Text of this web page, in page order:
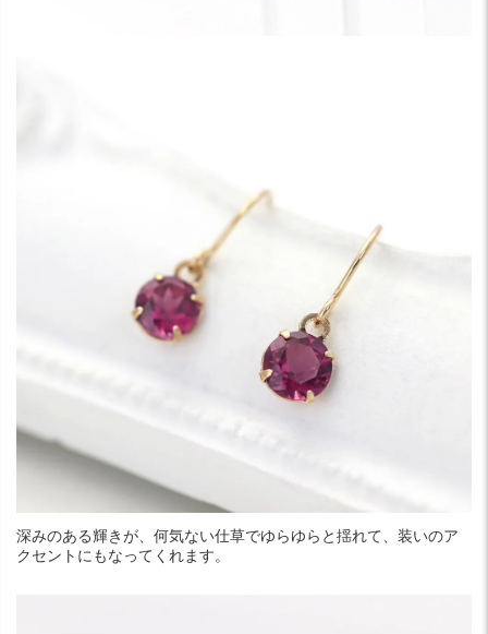
深みのある輝きが、何気ない仕草でゆらゆらと揺れて、装いのア
クセントにもなってくれます。